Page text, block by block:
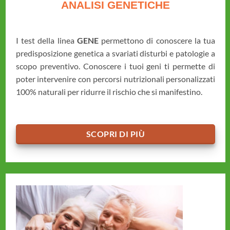
ANALISI GENETICHE
I test della linea GENEpermettono di conoscere la tua
predisposizione genetica a svariati disturbi e patologie a
scopo preventivo. Conoscere i tuoi geni ti permette di
poter intervenire con percorsi nutrizionali personalizzati
100% naturali per ridurre il rischio che si manifestino.
SCOPRI DI PIÙ